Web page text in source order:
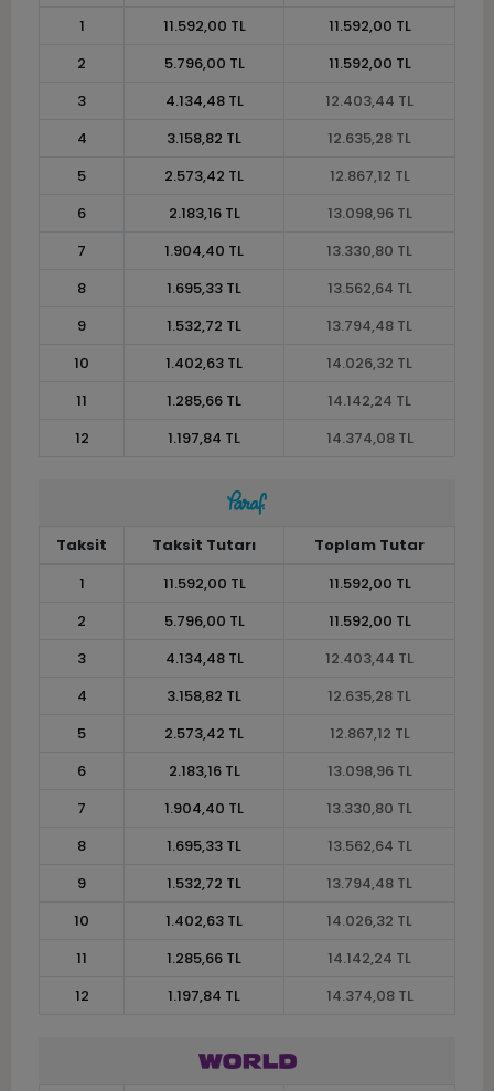
1 11.592,00 TL
11.592,00 TL
2
5.796,00 TL
11.592,00 TL
3
4.134,48 TL
12.403,44 TL
4
3.158,82 TL
12.635,28 TL
5
2.573,42 TL
12.867,12 TL
6
2.183,16 TL
13.098,96 TL
7
1.904,40 TL
13.330,80 TL
8
1.695,33 TL
13.562,64 TL
9
1.532,72 TL
13.794,48 TL
10
1.402,63 TL
14.026,32 TL
11
1.285,66 TL
14.142,24 TL
12
1.197,84 TL 14.374,08 TL
Taksit Taksit Tutarı
Toplam Tutar
1
11.592,00 TL
11.592,00 TL
2
5.796,00 TL
11.592,00 TL
3
4.134,48 TL
12.403,44 TL
4
3.158,82 TL
12.635,28 TL
5
2.573,42 TL
12.867,12 TL
6
2.183,16 TL
13.098,96 TL
7
1.904,40 TL
13.330,80 TL
8
1.695,33 TL
13.562,64 TL
9
1.532,72 TL
13.794,48 TL
10
1.402,63 TL
14.026,32 TL
11
1.285,66 TL
14.142,24 TL
12
1.197,84 TL 14.374,08 TL